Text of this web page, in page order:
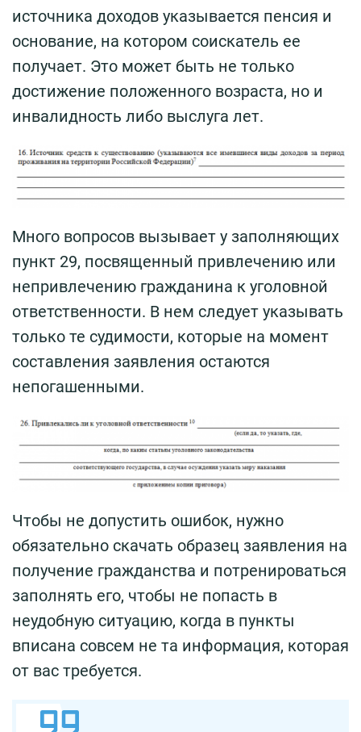
источника доходов указывается пенсия и
основание, на котором соискатель ее
получает. Это может быть не только
достижение положенного возраста, но и
инвалидность либо выслуга лет.
Много вопросов вызывает у заполняющих
пункт 29, посвященный привлечению или
непривлечению гражданина к уголовной
ответственности. В нем следует указывать
только те судимости, которые на момент
составления заявления остаются
непогашенными.
Чтобы не допустить ошибок, нужно
обязательно скачать образец заявления на
получение гражданства и потренироваться
заполнять его, чтобы не попасть в
неудобную ситуацию, когда в пункты
вписана совсем не та информация, которая
от вас требуется.